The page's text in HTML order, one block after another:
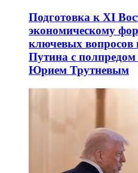
Подготовка к XI
экономическому
ключевых вопросов
Путина с
Юрием Трутневым